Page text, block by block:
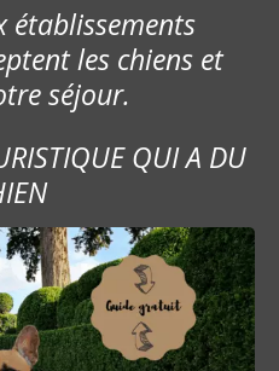
établissements
les chiens et
séjour.
QUI A DU